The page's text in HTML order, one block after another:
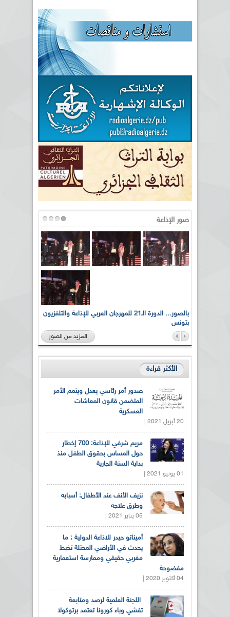
صور الإذاعة
بالصور... الدورة الـ21 للمهرجان العربي للإذاعة والتلفزيون
بتونس
المزيد من الصور
الأكثر قراءة
صدور أمر رئاسي يعدل ويتمم الأمر
المتضمن قانون المعاشات
العسكرية
20 أبريل 2021 |
مريم شرفي للإذاعة: 700 إخطار
حول المساس بحقوق الطفل منذ
بداية السنة الجارية
01 يونيو 2021 |
نزيف الأنف عند الأطفال: أسبابه
وطرق علاجه
05 يناير 2021 |
أميناتو حيدر للاذاعة الدولية : ما
يحدث في الأراضي المحتلة تخبط
مغربي حقيقي وممارسة استعمارية
مفضوحة
04 أكتوبر 2020 |
اللجنة العلمية لرصد ومتابعة
تفشي وباء كورونا تعتمد برتوكولا